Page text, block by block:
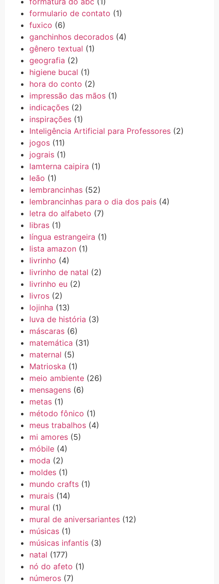
formulario de contato (1)
fuxico (6)
ganchinhos decorados (4)
gênero textual (1)
geografia (2)
higiene bucal (1)
hora do conto (2)
impressão das mãos (1)
indicações (2)
inspirações (1)
Inteligência Artificial para Professores (2)
jogos (11)
jograis (1)
lamterna caipira (1)
leão (1)
lembrancinhas (52)
lembrancinhas para o dia dos pais (4)
letra do alfabeto (7)
libras (1)
língua estrangeira (1)
lista amazon (1)
livrinho (4)
livrinho de natal (2)
livrinho eu (2)
livros (2)
lojinha (13)
luva de história (3)
máscaras (6)
matemática (31)
maternal (5)
Matrioska (1)
meio ambiente (26)
mensagens (6)
metas (1)
método fônico (1)
meus trabalhos (4)
mi amores (5)
móbile (4)
moda (2)
moldes (1)
mundo crafts (1)
murais (14)
mural (1)
mural de aniversariantes (12)
músicas (1)
músicas infantis (3)
natal (177)
nó do afeto (1)
números (7)